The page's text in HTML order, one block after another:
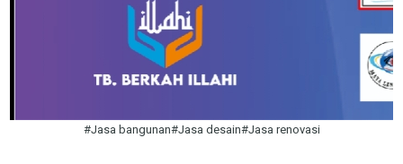
#Jasa bangunan#Jasa desain#Jasa renovasi